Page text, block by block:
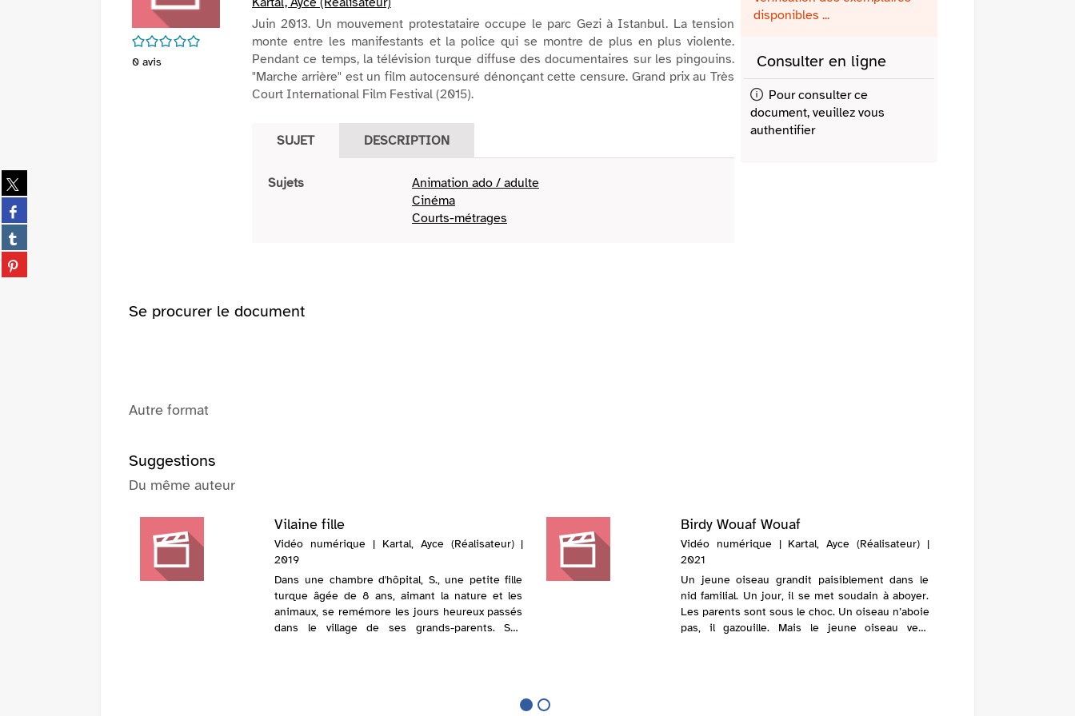
Partager
sur
twitter
(Nouvelle
fenêtre)
Partager
sur
facebook
(Nouvelle
fenêtre)
Partager
sur
tumblr
Partager
sur
/5
0 avis
Juin 2013. Un mouvement protestataire occupe le parc Gezi à Istanbul. La tension
monte entre les manifestants et la police qui se montre de plus en plus violente.
Pendant ce temps, la télévision turque diffuse des documentaires sur les pingouins.
"Marche arrière" est un film autocensuré dénonçant cette censure. Grand prix au Très
Court International Film Festival (2015).
SUJET DESCRIPTION
Sujets
Animation ado / adulte
Cinéma
Courts-métrages
disponibles ...
Consulter en ligne
Pour consulter ce
document, veuillez vous
authentifier
Se procurer le document
Autre format
Suggestions
Du même auteur
Vilaine fille
Vidéo numérique | Kartal, Ayce (Réalisateur) |
2019
Dans une chambre d'hôpital, S., une petite fille
turque âgée de 8 ans, aimant la nature et les
animaux, se remémore les jours heureux passés
dans le village de ses grands-parents. Ses
Birdy Wouaf Wouaf
Vidéo numérique | Kartal, Ayce (Réalisateur) |
2021
Un jeune oiseau grandit paisiblement dans le
nid familial. Un jour, il se met soudain à aboyer.
Les parents sont sous le choc. Un oiseau n’aboie
pas, il gazouille. Mais le jeune oiseau veut